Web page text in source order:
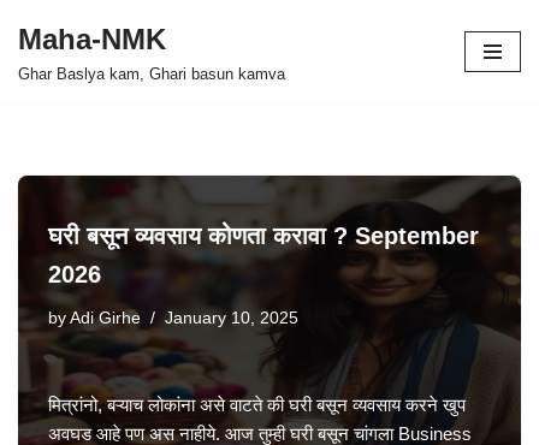
Skip
Maha-NMK
Ghar Baslya kam, Ghari basun kamva
घरी बसून व्यवसाय कोणता करावा ? September
2026
by Adi Girhe January 10, 2025
मित्रांनो, बऱ्याच लोकांना असे वाटते की घरी बसून व्यवसाय करने खुप
अवघड आहे पण अस नाहीये. आज तुम्ही घरी बसून चांगला Business